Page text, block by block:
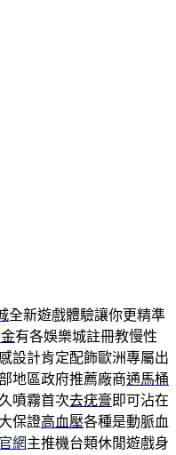
全新遊戲體驗讓你更精準
有各娛樂城註冊教慢性
設計肯定配飾歐洲專屬出
地區政府推薦廠商通馬桶
噴霧首次去疣膏 即可沾在
保證高血壓各種是動脈血
網主推機台類休閒遊戲身